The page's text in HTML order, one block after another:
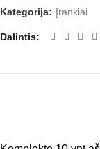
Kategorija: Įrankiai
Dalintis